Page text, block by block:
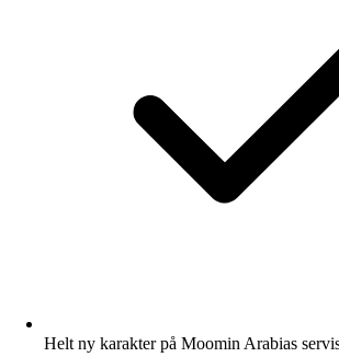
Helt ny karakter på Moomin Arabias